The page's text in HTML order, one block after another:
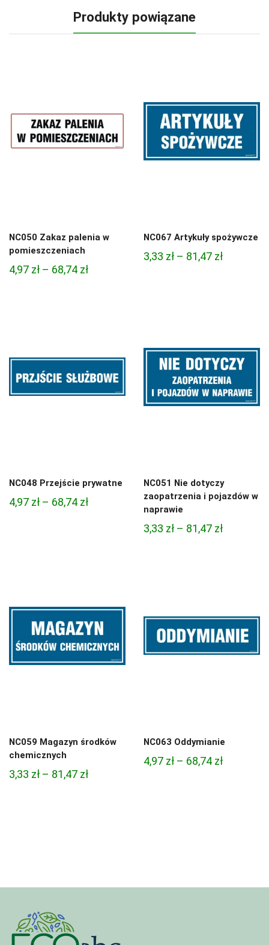
Produkty powiązane
NC050 Zakaz palenia w
pomieszczeniach
4,97 zł – 68,74 złZakres
NC067 Artykuły spożywcze
3,33 zł – 81,47 złZakres
NC048 Przejście prywatne
4,97 zł – 68,74 złZakres
NC051 Nie dotyczy
zaopatrzenia i pojazdów w
naprawie
3,33 zł – 81,47 złZakres
NC059 Magazyn środków
chemicznych
3,33 zł – 81,47 złZakres
NC063 Oddymianie
4,97 zł – 68,74 złZakres